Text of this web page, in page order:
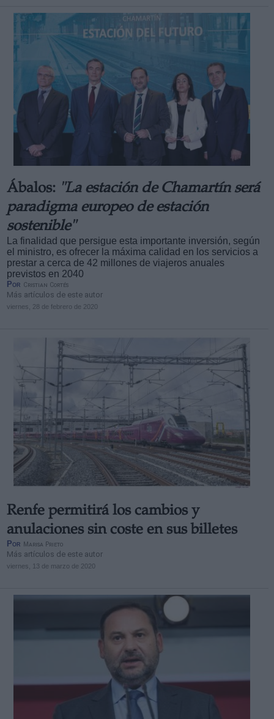
Ábalos: "La estación de Chamartín será
paradigma europeo de estación
sostenible"
La finalidad que persigue esta importante inversión, según
el ministro, es ofrecer la máxima calidad en los servicios a
prestar a cerca de 42 millones de viajeros anuales
previstos en 2040
Por Cristian Cortés
Más artículos de este autor
viernes, 28 de febrero de 2020
Renfe permitirá los cambios y
anulaciones sin coste en sus billetes
Por Marisa Prieto
Más artículos de este autor
viernes, 13 de marzo de 2020